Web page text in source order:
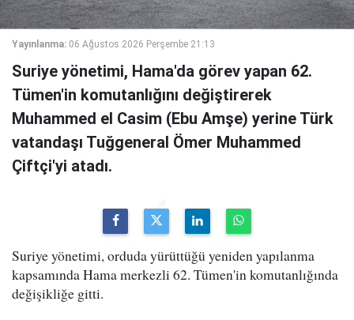
Yayınlanma: 06 Ağustos 2026 Perşembe 21:13
Suriye yönetimi, Hama'da görev yapan 62.
Tümen'in komutanlığını değiştirerek
Muhammed el Casim (Ebu Amşe) yerine Türk
vatandaşı Tuğgeneral Ömer Muhammed
Çiftçi'yi atadı.
Suriye yönetimi, orduda yürüttüğü yeniden yapılanma
kapsamında Hama merkezli 62. Tümen'in komutanlığında
değişikliğe gitti.